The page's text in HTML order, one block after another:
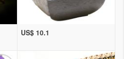
US$ 10.1